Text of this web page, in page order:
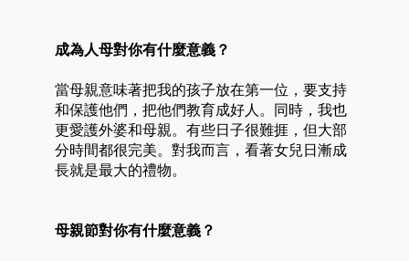
成為人母對你有什麼意義？
當母親意味著把我的孩子放在第一位，要支持
和保護他們，把他們教育成好人。同時，我也
更愛護外婆和母親。有些日子很難捱，但大部
分時間都很完美。對我而言，看著女兒日漸成
長就是最大的禮物。
母親節對你有什麼意義？